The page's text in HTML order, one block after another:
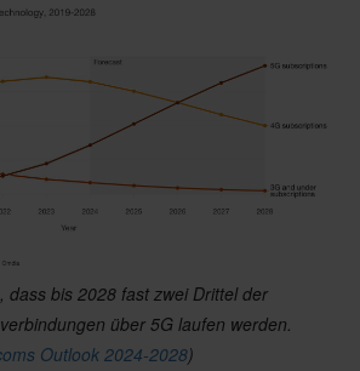
dass bis 2028 fast zwei Drittel der
über 5G laufen werden.
Outlook 2024-2028)